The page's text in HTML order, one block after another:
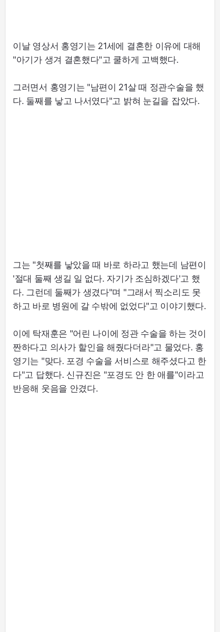
이날 영상서 홍영기는 21세에 결혼한 이유에 대해
"아기가 생겨 결혼했다"고 쿨하게 고백했다.
그러면서 홍영기는 "남편이 21살 때 정관수술을 했
다. 둘째를 낳고 나서였다"고 밝혀 눈길을 잡았다.
그는 "첫째를 낳았을 때 바로 하라고 했는데 남편이
'절대 둘째 생길 일 없다. 자기가 조심하겠다'고 했
다. 그런데 둘째가 생겼다"며 "그래서 찍소리도 못
하고 바로 병원에 갈 수밖에 없었다"고 이야기했다.
이에 탁재훈은 "어린 나이에 정관 수술을 하는 것이
짠하다고 의사가 할인을 해줬다더라"고 물었다. 홍
영기는 "맞다. 포경 수술을 서비스로 해주셨다고 한
다"고 답했다. 신규진은 "포경도 안 한 애를"이라고
반응해 웃음을 안겼다.